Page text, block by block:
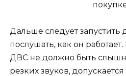
Дальше следует запустить
послушать, как он
ДВС не должно быть
резких звуков,